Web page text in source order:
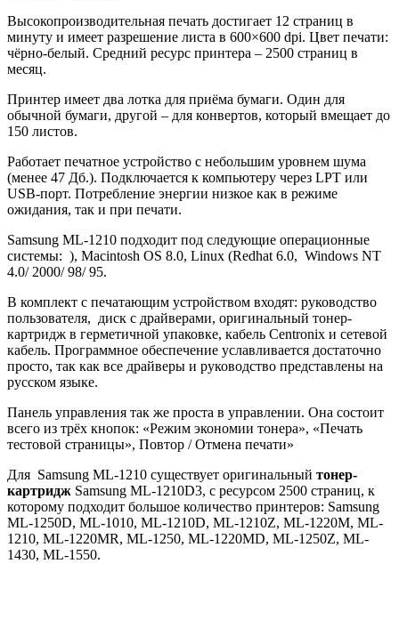
Высокопроизводительная печать достигает 12 страниц в
минуту и имеет разрешение листа в 600×600 dpi. Цвет печати:
чёрно-белый. Средний ресурс принтера – 2500 страниц в
месяц.
Принтер имеет два лотка для приёма бумаги. Один для
обычной бумаги, другой – для конвертов, который вмещает до
150 листов.
Работает печатное устройство с небольшим уровнем шума
(менее 47 Дб.). Подключается к компьютеру через LPT или
USB-порт. Потребление энергии низкое как в режиме
ожидания, так и при печати.
Samsung ML-1210 подходит под следующие операционные
системы: ), Macintosh OS 8.0, Linux (Redhat 6.0, Windows NT
4.0/ 2000/ 98/ 95.
В комплект с печатающим устройством входят: руководство
пользователя, диск с драйверами, оригинальный тонер-
картридж в герметичной упаковке, кабель Centronix и сетевой
кабель. Программное обеспечение уславливается достаточно
просто, так как все драйверы и руководство представлены на
русском языке.
Панель управления так же проста в управлении. Она состоит
всего из трёх кнопок: «Режим экономии тонера», «Печать
тестовой страницы», Повтор / Отмена печати»
Для Samsung ML-1210 существует оригинальный тонер-
картридж Samsung ML-1210D3, с ресурсом 2500 страниц, к
которому подходит большое количество принтеров: Samsung
ML-1250D, ML-1010, ML-1210D, ML-1210Z, ML-1220M, ML-
1210, ML-1220MR, ML-1250, ML-1220MD, ML-1250Z, ML-
1430, ML-1550.